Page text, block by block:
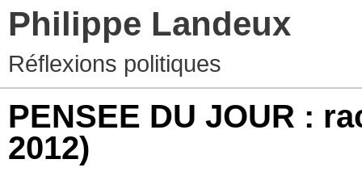
Philippe Landeux
Réflexions politiques
PENSEE DU JOUR :
2012)